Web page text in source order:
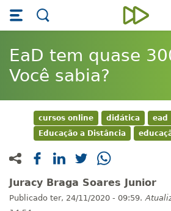
Skip main navigation
Skip to main content
EaD tem quase
Você sabia?
cursos online didática ead
Educação a Distância
Juracy Braga Soares Junior
Publicado ter, 24/11/2020 - 09:59.